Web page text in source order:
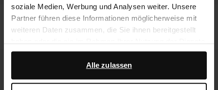
soziale Medien, Werbung und Analysen weiter. Unsere
Partner führen diese Informationen möglicherweise mit
weiteren Daten zusammen, die Sie ihnen bereitgestellt
gesammelt haben.
Darüber hinaus arbeiten wir mit Google zu Werbe- und
Alle zulassen
Braune Veloursleder-Stiefeletten mit
Braune Ledersandaletten mit